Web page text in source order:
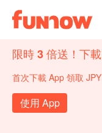
限時 3 倍送！下
首次下載 App 領取
使用 App